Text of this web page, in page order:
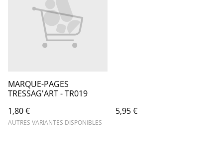
MARQUE-PAGES
TRESSAG'ART - TR019
1,80 €
AUTRES VARIANTES DISPONIBLES
5,95 €